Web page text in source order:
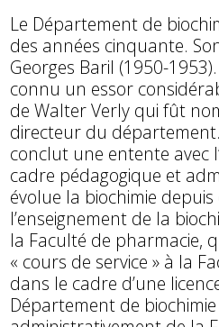
Le Département de
des années cinquante.
Georges Baril (1950-
connu un essor
de Walter Verly qui fût
directeur du
conclut une entente avec
cadre pédagogique et
évolue la biochimie
l’enseignement de la
la Faculté de pharmacie,
« cours de service » à la
dans le cadre d’une
Département de